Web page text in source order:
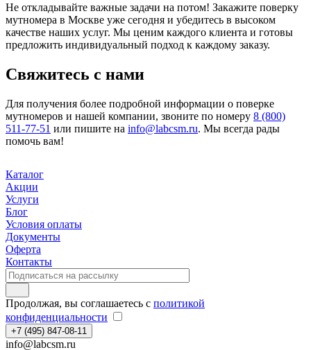
Не откладывайте важные задачи на потом! Закажите поверку
мутномера в Москве уже сегодня и убедитесь в высоком
качестве наших услуг. Мы ценим каждого клиента и готовы
предложить индивидуальный подход к каждому заказу.
Свяжитесь с нами
Для получения более подробной информации о поверке
мутномеров и нашей компании, звоните по номеру 8 (800)
511-77-51 или пишите на info@labcsm.ru. Мы всегда рады
помочь вам!
Каталог
Акции
Услуги
Блог
Условия оплаты
Документы
Оферта
Контакты
Продолжая, вы соглашаетесь с политикой
конфиденциальности
+7 (495) 847-08-11
info@labcsm.ru